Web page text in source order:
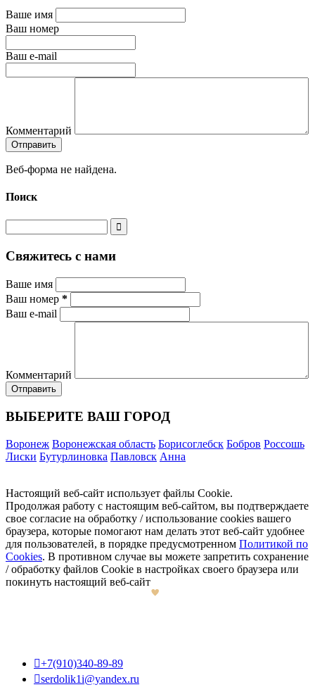
Ваше имя
Ваш номер
Ваш e-mail
Комментарий
Веб-форма не найдена.
Поиск
Свяжитесь с нами
Ваше имя
Ваш номер *
Ваш e-mail
Комментарий
ВЫБЕРИТЕ ВАШ ГОРОД
Воронеж Воронежская область Борисоглебск Бобров Россошь
Лиски Бутурлиновка Павловск Анна
Настоящий веб-сайт использует файлы Cookie.
Продолжая работу с настоящим веб-сайтом, вы подтверждаете
свое согласие на обработку / использование cookies вашего
браузера, которые помогают нам делать этот веб-сайт удобнее
для пользователей, в порядке предусмотренном Политикой по
Cookies. В противном случае вы можете запретить сохранение
/ обработку файлов Cookie в настройках своего браузера или
покинуть настоящий веб-сайт
+7(910)340-89-89
serdolik1i@yandex.ru